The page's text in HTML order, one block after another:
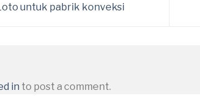
untuk pabrik konveksi
in to post a comment.